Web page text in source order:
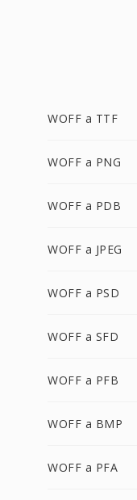
WOFF a TTF
WOFF a PNG
WOFF a PDB
WOFF a JPEG
WOFF a PSD
WOFF a SFD
WOFF a PFB
WOFF a BMP
WOFF a PFA